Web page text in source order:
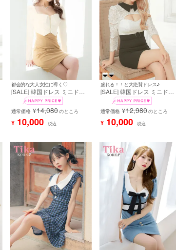
都会的な大人女性に導く♡
[SALE] 韓国ドレス ミニドレ
ス タイト 長袖 谷間 ジップ ス
トレッチ スクエアネック ウエ
ストカット ニット バイカラー
アイボリー キャメル キャバド
レス (uka着用)
通常価格 ¥14,080のところ
¥ 10,000 税込
盛れる！！と大絶賛ドレス♪
[SALE] 韓国ドレス ミニドレ
ス 谷間魅せ 襟付き バストカ
ット 袖あり スカラップレース
タイト キャバドレス (重川茉
弥着用) [tk-mdkj001]
通常価格 ¥12,980のところ
¥ 10,000 税込